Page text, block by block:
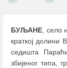
БУЉАНЕ, село
краткој долини
седишта
збијеног типа,